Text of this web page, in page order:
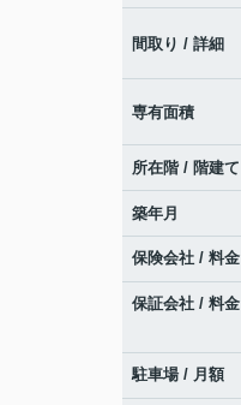
間取り / 詳細
専有面積
所在階 / 階建て
築年月
保険会社 / 料金
保証会社 / 料金
駐車場 / 月額